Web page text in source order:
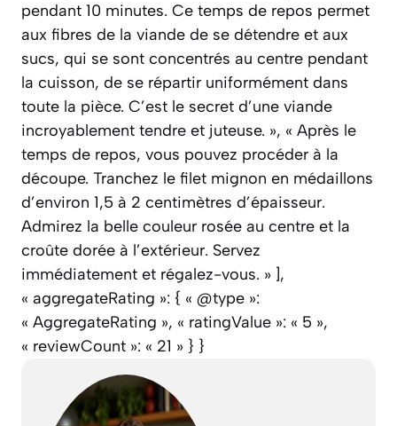
pendant 10 minutes. Ce temps de repos permet
aux fibres de la viande de se détendre et aux
sucs, qui se sont concentrés au centre pendant
la cuisson, de se répartir uniformément dans
toute la pièce. C’est le secret d’une viande
incroyablement tendre et juteuse. », « Après le
temps de repos, vous pouvez procéder à la
découpe. Tranchez le filet mignon en médaillons
d’environ 1,5 à 2 centimètres d’épaisseur.
Admirez la belle couleur rosée au centre et la
croûte dorée à l’extérieur. Servez
immédiatement et régalez-vous. » ],
« aggregateRating »: { « @type »:
« AggregateRating », « ratingValue »: « 5 »,
« reviewCount »: « 21 » } }